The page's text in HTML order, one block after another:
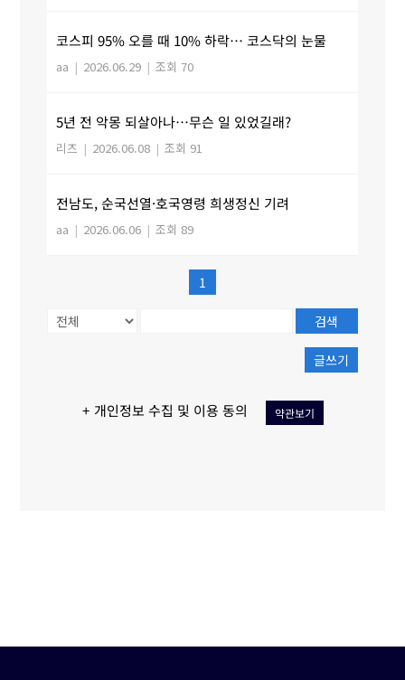
코스피 95% 오를 때 10% 하락… 코스닥의 눈물
aa | 2026.06.29 | 조회 70
5년 전 악몽 되살아나…무슨 일 있었길래?
리즈 | 2026.06.08 | 조회 91
전남도, 순국선열·호국영령 희생정신 기려
aa | 2026.06.06 | 조회 89
1
검색
글쓰기
+ 개인정보 수집 및 이용 동의 약관보기